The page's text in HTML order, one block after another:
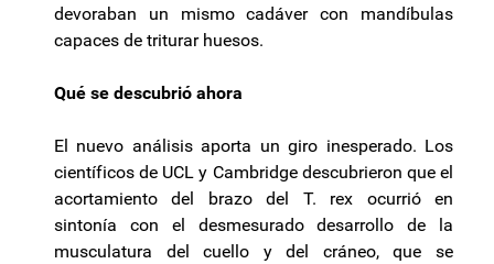
devoraban un mismo cadáver con mandíbulas
capaces de triturar huesos.
Qué se descubrió ahora
El nuevo análisis aporta un giro inesperado. Los
científicos de UCL y Cambridge descubrieron que el
acortamiento del brazo del T. rex ocurrió en
sintonía con el desmesurado desarrollo de la
musculatura del cuello y del cráneo, que se